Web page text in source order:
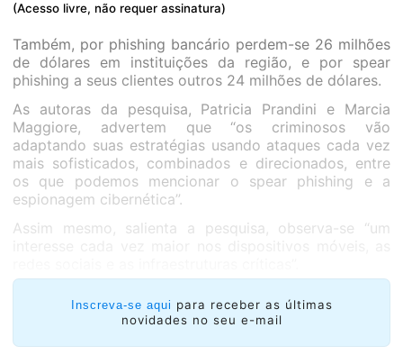
(Acesso livre, não requer assinatura)
Também, por phishing bancário perdem-se 26 milhões
de dólares em instituições da região, e por spear
phishing a seus clientes outros 24 milhões de dólares.
As autoras da pesquisa, Patricia Prandini e Marcia
Maggiore, advertem que “os criminosos vão
adaptando suas estratégias usando ataques cada vez
mais sofisticados, combinados e direcionados, entre
os que podemos mencionar o spear phishing e a
espionagem cibernética”.
Assim mesmo, salienta a pesquisa, observa-se “um
Inscreva-se aqui para receber as últimas
novidades no seu e-mail